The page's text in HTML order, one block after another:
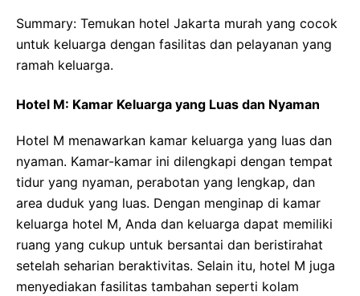
Summary: Temukan hotel Jakarta murah yang cocok
untuk keluarga dengan fasilitas dan pelayanan yang
ramah keluarga.
Hotel M: Kamar Keluarga yang Luas dan Nyaman
Hotel M menawarkan kamar keluarga yang luas dan
nyaman. Kamar-kamar ini dilengkapi dengan tempat
tidur yang nyaman, perabotan yang lengkap, dan
area duduk yang luas. Dengan menginap di kamar
keluarga hotel M, Anda dan keluarga dapat memiliki
ruang yang cukup untuk bersantai dan beristirahat
setelah seharian beraktivitas. Selain itu, hotel M juga
menyediakan fasilitas tambahan seperti kolam